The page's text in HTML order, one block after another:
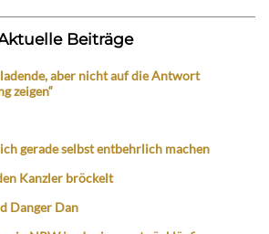
Beiträge
aber nicht auf die Antwort
zeigen“
gerade selbst entbehrlich machen
Kanzler bröckelt
Danger Dan